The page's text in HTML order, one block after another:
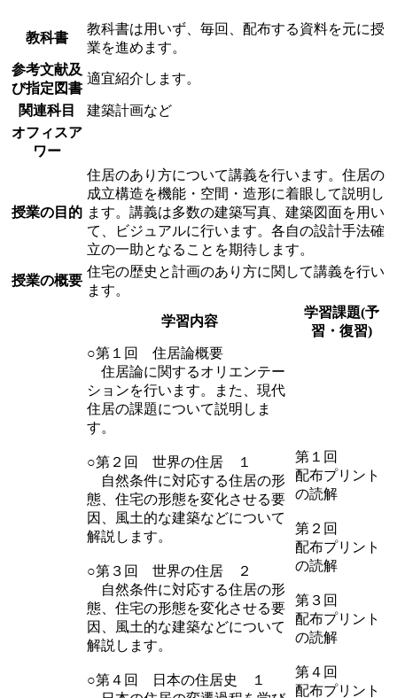
教科書
教科書は用いず、毎回、配布する資料を元に授
業を進めます。
参考文献及
び指定図書
適宜紹介します。
関連科目
建築計画など
オフィスア
ワー
授業の目的
住居のあり方について講義を行います。住居の
成立構造を機能・空間・造形に着眼して説明し
ます。講義は多数の建築写真、建築図面を用い
て、ビジュアルに行います。各自の設計手法確
立の一助となることを期待します。
授業の概要
住宅の歴史と計画のあり方に関して講義を行い
ます。
学習内容
学習課題(予
習・復習)
○第１回 住居論概要
住居論に関するオリエンテー
ションを行います。また、現代
住居の課題について説明しま
す。
○第２回 世界の住居 １
自然条件に対応する住居の形
態、住宅の形態を変化させる要
因、風土的な建築などについて
解説します。
○第３回 世界の住居 ２
自然条件に対応する住居の形
態、住宅の形態を変化させる要
因、風土的な建築などについて
解説します。
○第４回 日本の住居史 １
第１回
配布プリント
の読解
第２回
配布プリント
の読解
第３回
配布プリント
の読解
第４回
配布プリント